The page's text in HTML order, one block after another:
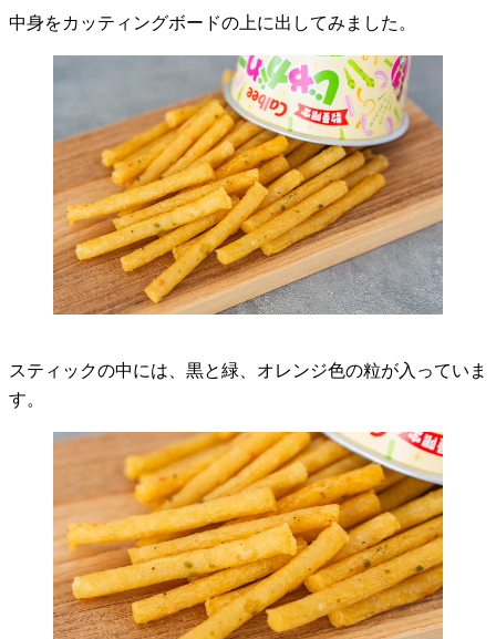
中身をカッティングボードの上に出してみました。
スティックの中には、黒と緑、オレンジ色の粒が入っていま
す。